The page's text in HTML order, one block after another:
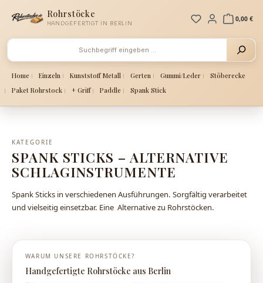
Zum Hauptinhalt springen
Rohrstöcke
HANDGEFERTIGT IN BERLIN
Home Einzeln Kunststoff Metall Gerten Gummi/Leder
Stöberecke
Paket Rohrstock
+ Griff Paddle Spank Stick
Du hast 00,00 €
WARUM UNSERE ROHRSTÖCKE?
Handgefertigte Rohrstöcke aus Berlin
KATEGORIE
SPANK STICKS – ALTERNATIVE
SCHLAGINSTRUMENTE
Spank Sticks in verschiedenen Ausführungen. Sorgfältig verarbeitet
und vielseitig einsetzbar. Eine Alternative zu Rohrstöcken.